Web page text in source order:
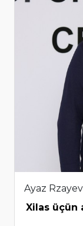
Ayaz Rzayev
Xilas üçün